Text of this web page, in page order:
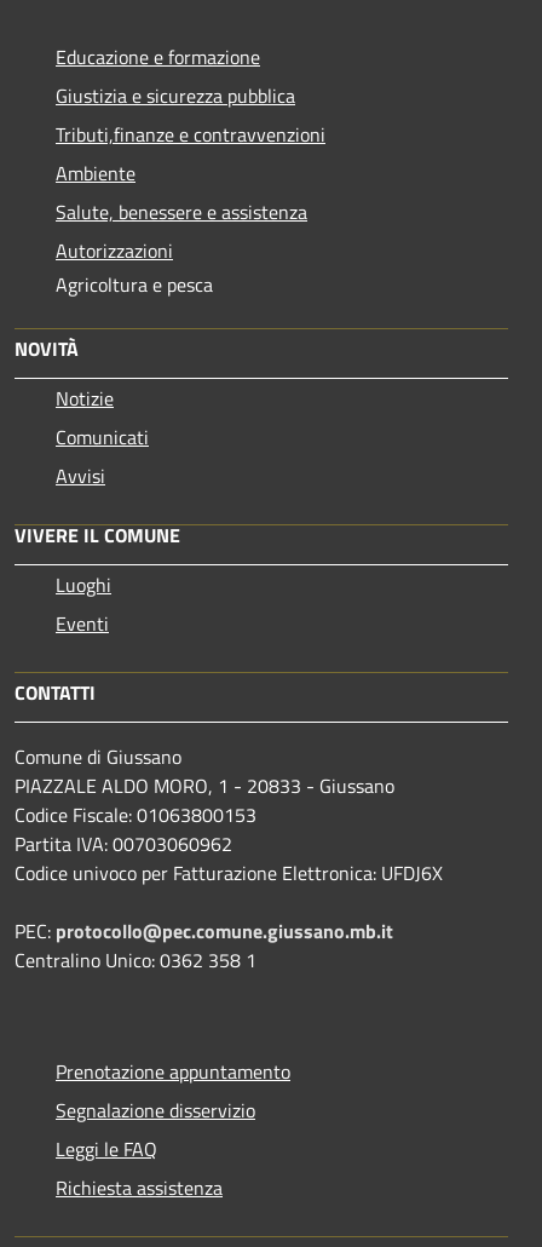
Educazione e formazione
Giustizia e sicurezza pubblica
Tributi,finanze e contravvenzioni
Ambiente
Salute, benessere e assistenza
Autorizzazioni
Agricoltura e pesca
NOVITÀ
Notizie
Comunicati
Avvisi
VIVERE IL COMUNE
Luoghi
Eventi
CONTATTI
Comune di Giussano
PIAZZALE ALDO MORO, 1 - 20833 - Giussano
Codice Fiscale: 01063800153
Partita IVA: 00703060962
Codice univoco per Fatturazione Elettronica: UFDJ6X
PEC: protocollo@pec.comune.giussano.mb.it
Centralino Unico: 0362 358 1
Prenotazione appuntamento
Segnalazione disservizio
Leggi le FAQ
Richiesta assistenza